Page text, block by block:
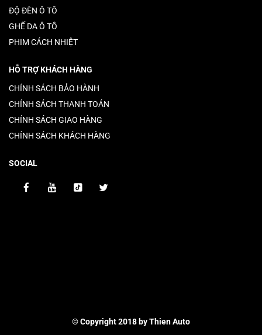
ĐỘ ĐÈN Ô TÔ
GHẾ DA Ô TÔ
PHIM CÁCH NHIỆT
HỖ TRỢ KHÁCH HÀNG
CHÍNH SÁCH BẢO HÀNH
CHÍNH SÁCH THANH TOÁN
CHÍNH SÁCH GIAO HÀNG
CHÍNH SÁCH KHÁCH HÀNG
SOCIAL
© Copyright 2018 by Thien Auto